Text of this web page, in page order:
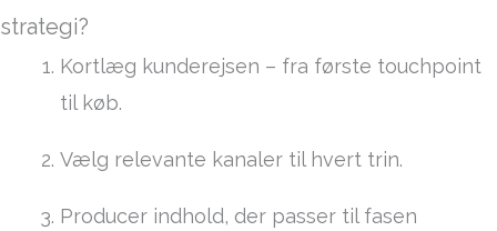
strategi?
Kortlæg kunderejsen – fra første touchpoint
til køb.
Vælg relevante kanaler til hvert trin.
Producer indhold, der passer til fasen